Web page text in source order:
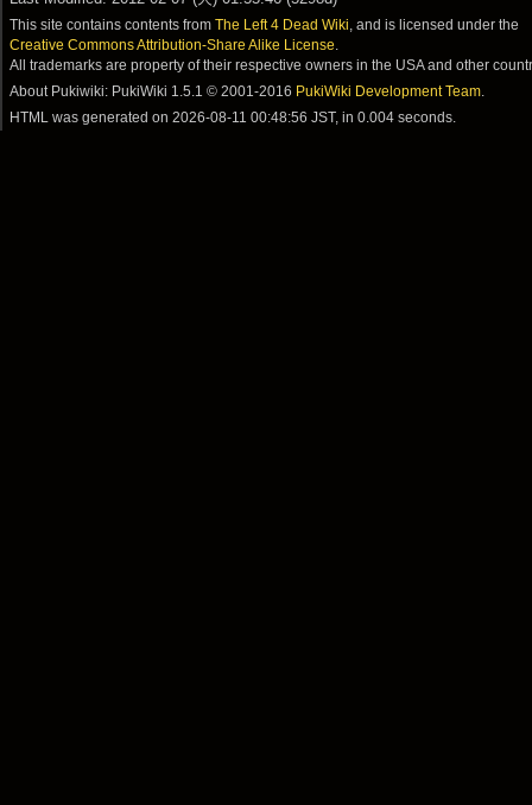
This site contains contents fromThe Left 4 Dead Wiki , and is licensed under the
Creative Commons Attribution-Share Alike License
All trademarks are property of their respective owners in the USA and other
About Pukiwiki: PukiWiki 1.5.1 © 2001-2016 PukiWiki Development Team
HTML was generated on2026-08-11 00:48:56 JST, in 0.004 seconds.